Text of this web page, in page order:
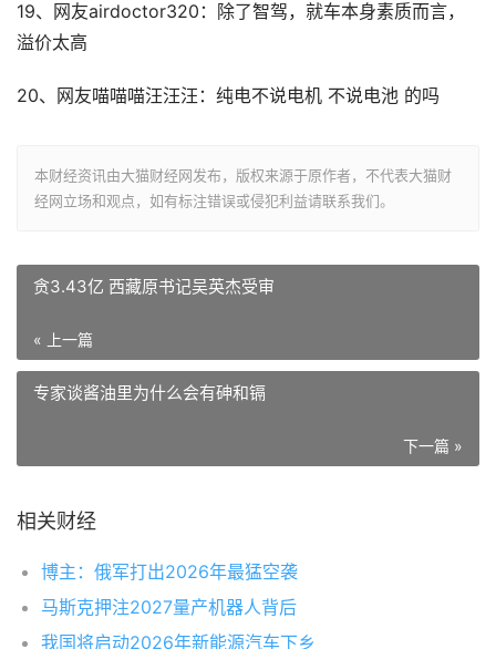
19、网友airdoctor320：除了智驾，就车本身素质而言，
溢价太高
20、网友喵喵喵汪汪汪：纯电不说电机 不说电池 的吗
本财经资讯由大猫财经网发布，版权来源于原作者，不代表大猫财
经网立场和观点，如有标注错误或侵犯利益请联系我们。
贪3.43亿 西藏原书记吴英杰受审
« 上一篇
专家谈酱油里为什么会有砷和镉
下一篇 »
相关财经
博主：俄军打出2026年最猛空袭
马斯克押注2027量产机器人背后
我国将启动2026年新能源汽车下乡